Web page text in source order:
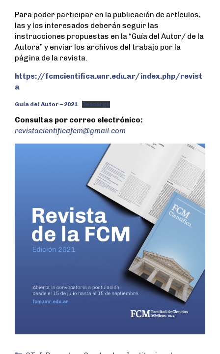
Para poder participar en la publicación de artículos,
las y los interesados deberán seguir las
instrucciones propuestas en la “Guía del Autor/ de la
Autora” y enviar los archivos del trabajo por la
página de la revista.
https://fcmcientifica.unr.edu.ar/index.php/revist
a
Guía del Autor – 2021 Descarga
Consultas por correo electrónico:
revistacientificafcm@gmail.com